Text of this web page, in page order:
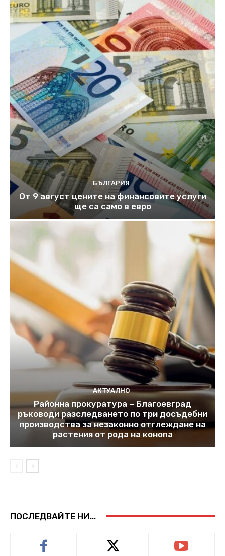
БЪЛГАРИЯ
От 9 август цените на финансовите услуги
ще са само в евро
АКТУАЛНО
Районна прокуратура – Благоевград
ръководи разследването по три досъдебни
производства за незаконно отглеждане на
растения от рода на конопа
ПОСЛЕДВАЙТЕ НИ...